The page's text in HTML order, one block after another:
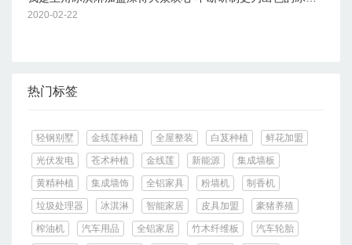
2020-02-22
热门标签
轻钢别墅 金线莲种植 全屋整装 白芨种植 鲜花加盟
光伏发电 苍术种植 金线莲 新能源 集成墙板
黄精种植 集成墙饰 全铝家具 粉墙机 制香机
垃圾处理器 冰淇淋 智能家居 皮具加盟 豪猪养殖
榨油机 汽车用品 全铝家居 竹木纤维板 汽车轮胎